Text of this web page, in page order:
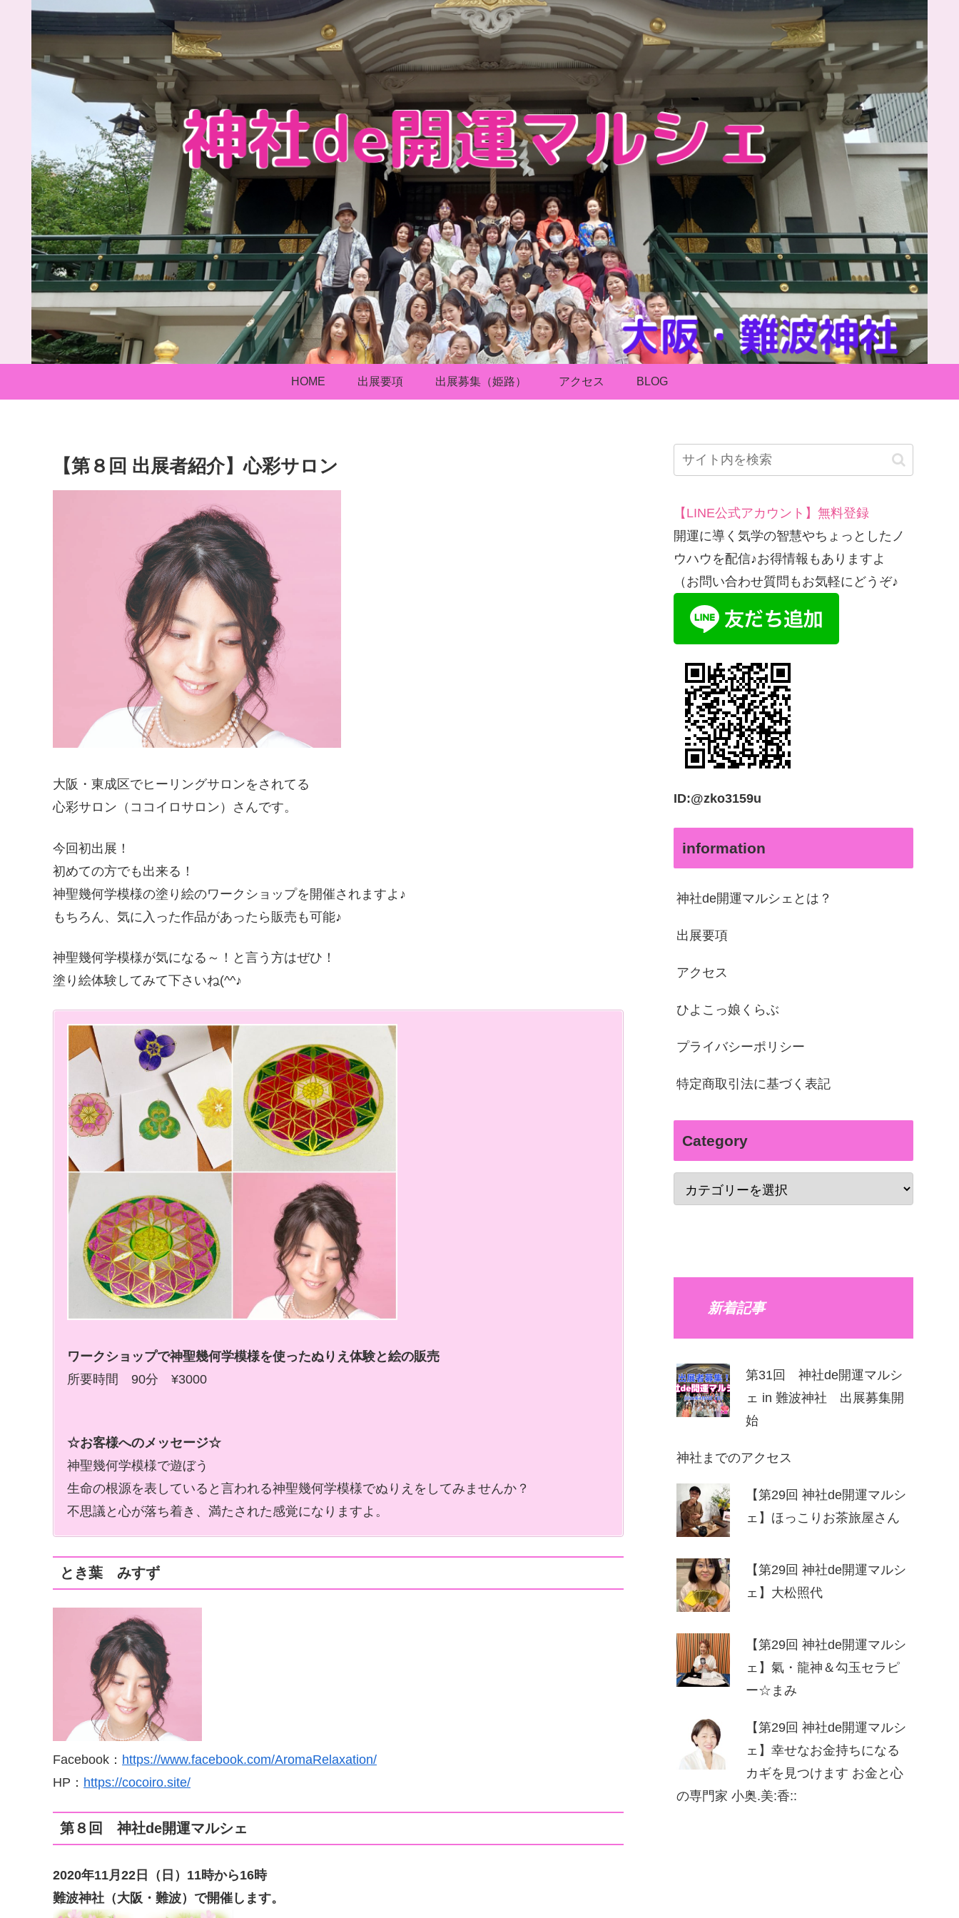
HOME 出展要項 出展募集（姫路） アクセス BLOG
【第８回 出展者紹介】心彩サロン
大阪・東成区でヒーリングサロンをされてる
心彩サロン（ココイロサロン）さんです。
今回初出展！
初めての方でも出来る！
神聖幾何学模様の塗り絵のワークショップを開催されますよ♪
もちろん、気に入った作品があったら販売も可能♪
神聖幾何学模様が気になる～！と言う方はぜひ！
塗り絵体験してみて下さいね(^^♪
︎ワークショップで神聖幾何学模様を使ったぬりえ体験と絵の販売︎
所要時間 90分 ¥3000
☆お客様へのメッセージ☆
神聖幾何学模様で遊ぼう
生命の根源を表していると言われる神聖幾何学模様でぬりえをしてみませんか？
不思議と心が落ち着き、満たされた感覚になりますよ。
とき葉 みすず
Facebook： https://www.facebook.com/AromaRelaxation/
HP： https://cocoiro.site/
第８回 神社de開運マルシェ
2020年11月22日（日 ）11時から16時
難波神社（大阪・難波）で開催します。
【LINE公式アカウント】無料登録
開運に導く気学の智慧やちょっとしたノ
ウハウを配信♪お得情報もありますよ
（お問い合わせ質問もお気軽にどうぞ♪
ID:@zko3159u
information
神社de開運マルシェとは？
出展要項
アクセス
ひよこっ娘くらぶ
プライバシーポリシー
特定商取引法に基づく表記
Category
新着記事
第31回 神社de開運マルシ
ェ in 難波神社 出展募集開
始
神社までのアクセス
【第29回 神社de開運マルシ
ェ】ほっこりお茶旅屋さん
【第29回 神社de開運マルシ
ェ】⼤松照代
【第29回 神社de開運マルシ
ェ】氣・龍神＆勾玉セラピ
ー☆まみ
【第29回 神社de開運マルシ
ェ】幸せなお⾦持ちになる
カギを⾒つけます お⾦と⼼
の専⾨家 ⼩奥.美:⾹::